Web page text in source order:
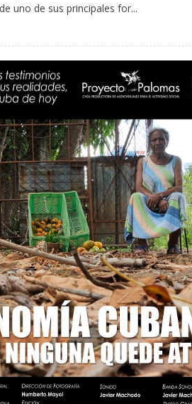
uno de sus principales for...